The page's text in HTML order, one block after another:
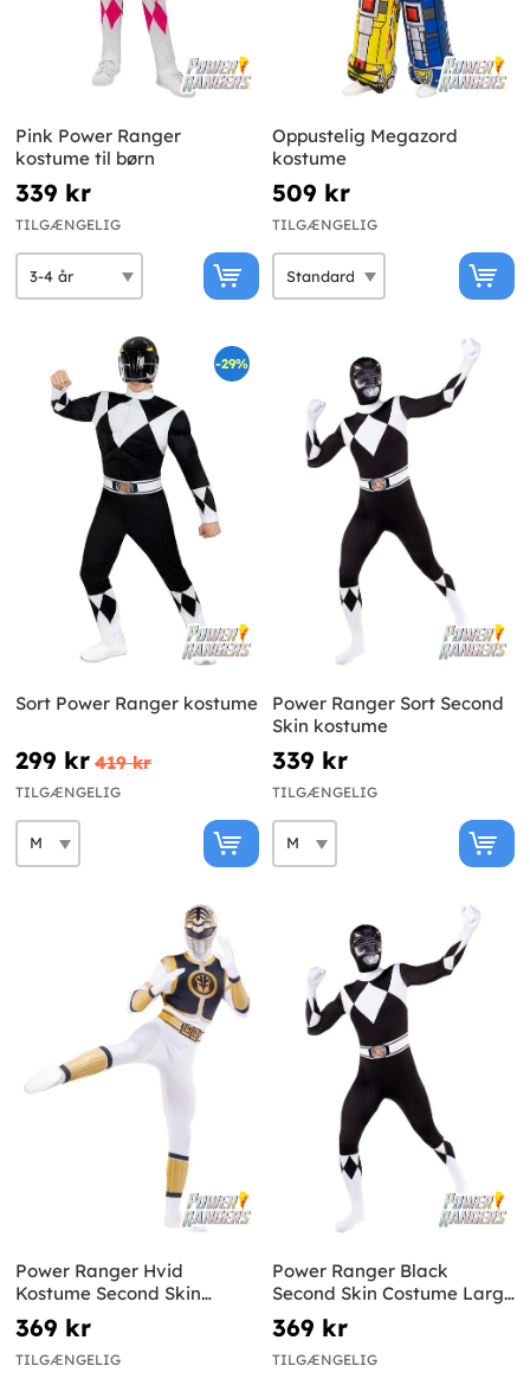
Pink Power Ranger
kostume til børn
339 kr
TILGÆNGELIG
Oppustelig Megazord
kostume
509 kr
TILGÆNGELIG
-29%
Sort Power Ranger kostume
299 kr 419 kr
TILGÆNGELIG
Power Ranger Sort Second
Skin kostume
339 kr
TILGÆNGELIG
Power Ranger Hvid
Kostume Second Skin
Størrelse Large
369 kr
TILGÆNGELIG
Power Ranger Black
Second Skin Costume Large
Size
369 kr
TILGÆNGELIG